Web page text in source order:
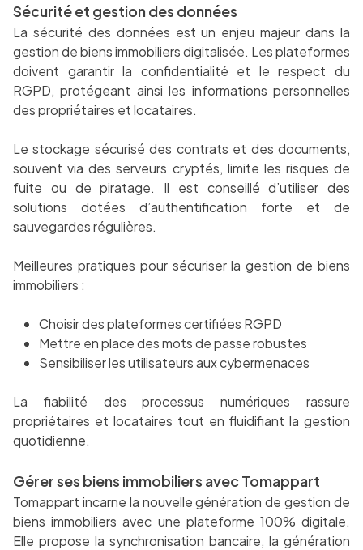
Sécurité et gestion des données
La sécurité des données est un enjeu majeur dans la
gestion de biens immobiliers digitalisée. Les plateformes
doivent garantir la confidentialité et le respect du
RGPD, protégeant ainsi les informations personnelles
des propriétaires et locataires.
Le stockage sécurisé des contrats et des documents,
souvent via des serveurs cryptés, limite les risques de
fuite ou de piratage. Il est conseillé d’utiliser des
solutions dotées d’authentification forte et de
sauvegardes régulières.
Meilleures pratiques pour sécuriser la gestion de biens
immobiliers :
Choisir des plateformes certifiées RGPD
Mettre en place des mots de passe robustes
Sensibiliser les utilisateurs aux cybermenaces
La fiabilité des processus numériques rassure
propriétaires et locataires tout en fluidifiant la gestion
quotidienne.
Gérer ses biens immobiliers avec Tomappart
Tomappart incarne la nouvelle génération de gestion de
biens immobiliers avec une plateforme 100% digitale.
Elle propose la synchronisation bancaire, la génération